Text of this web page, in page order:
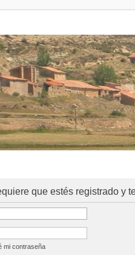
que estés registrado y
mi contraseña